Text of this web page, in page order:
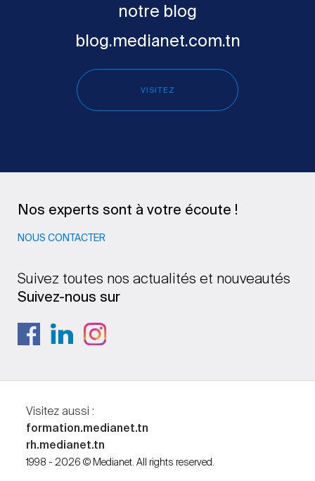
notre blog
blog.medianet.com.tn
VISITEZ
Nos experts sont à votre écoute !
NOUS CONTACTER
Suivez toutes nos actualités et nouveautés
Suivez-nous sur
Visitez aussi :
formation.medianet.tn
rh.medianet.tn
1998 - 2026 © Medianet. All rights reserved.